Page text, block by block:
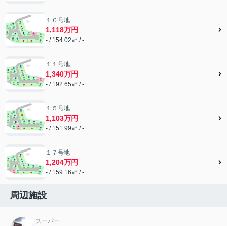
１０号地
1,118万円
- / 154.02㎡ / -
１１号地
1,340万円
- / 192.65㎡ / -
１５号地
1,103万円
- / 151.99㎡ / -
１７号地
1,204万円
- / 159.16㎡ / -
周辺施設
スーパー